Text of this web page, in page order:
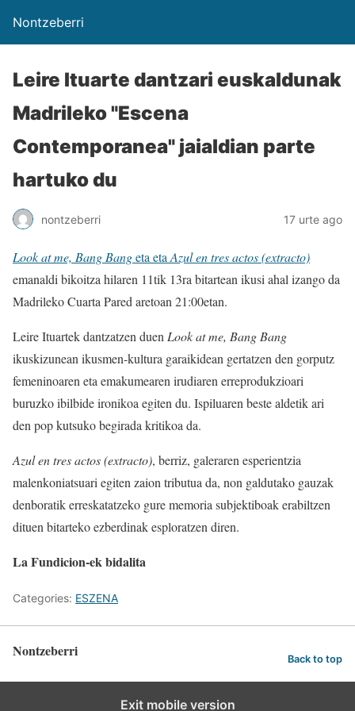
Nontzeberri
Leire Ituarte dantzari euskaldunak
Madrileko "Escena
Contemporanea" jaialdian parte
hartuko du
nontzeberri 17 urte ago
Look at me, Bang Bangeta eta Azul en tres actos (extracto)
emanaldi bikoitza hilaren 11tik 13ra bitartean ikusi ahal izango da
Madrileko Cuarta Pared aretoan 21:00etan.
Leire Ituartek dantzatzen duen Look at me, Bang Bang
ikuskizunean ikusmen-kultura garaikidean gertatzen den gorputz
femeninoaren eta emakumearen irudiaren erreprodukzioari
buruzko ibilbide ironikoa egiten du. Ispiluaren beste aldetik ari
den pop kutsuko begirada kritikoa da.
Azul en tres actos (extracto), berriz, galeraren esperientzia
malenkoniatsuari egiten zaion tributua da, non galdutako gauzak
denboratik erreskatatzeko gure memoria subjektiboak erabiltzen
dituen bitarteko ezberdinak esploratzen diren.
La Fundicion-ek bidalita
Categories: ESZENA
Nontzeberri Back to top
Exit mobile version